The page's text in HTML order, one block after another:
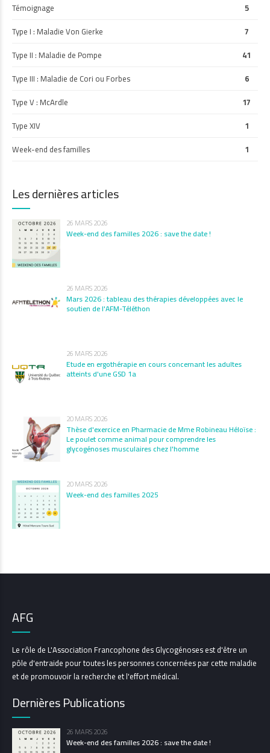
Témoignage
5
Type I : Maladie Von Gierke
7
Type II : Maladie de Pompe
41
Type III : Maladie de Cori ou Forbes
6
Type V : McArdle
17
Type XIV
1
Week-end des familles
1
Les dernières articles
26 MARS 2026
Week-end des familles 2026 : save the date !
26 MARS 2026
Mars 2026 : tableau des thérapies développées avec le
soutien de l'AFM-Téléthon
26 MARS 2026
Etude en ergothérapie en cours concernant les adultes
atteints d'une GSD 1a
20 MARS 2026
Thèse d'exercice en Pharmacie de Mme Robineau Héloïse :
Le poulet comme animal pour comprendre les
glycogénoses musculaires chez l'homme
20 MARS 2026
Week-end des familles 2025
AFG
Le rôle de L'Association Francophone des Glycogénoses est d'être un
pôle d'entraide pour toutes les personnes concernées par cette maladie
et de promouvoir la recherche et l'effort médical.
Dernières Publications
26 MARS 2026
Week-end des familles 2026 : save the date !